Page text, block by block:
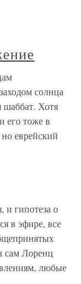
солнца
шаббат. Хотя
его тоже в
еврейский
и гипотеза о
в эфире, все
сам Лоренц
любые